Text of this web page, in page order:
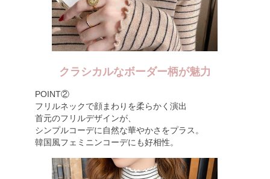
クラシカルなボーダー柄が魅力
POINT②
フリルネックで顔まわりを柔らかく演出
首元のフリルデザインが、
シンプルコーデに自然な華やかさをプラス。
韓国風フェミニンコーデにも好相性。